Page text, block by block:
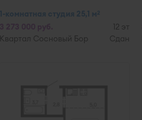
1-комнатная студия 25,1 м2
12 эт
Квартал Сосновый Бор
Сдан